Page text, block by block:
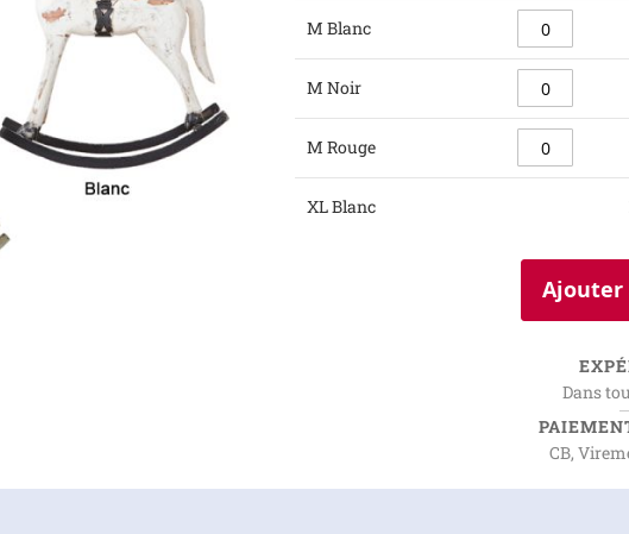
M Blanc
M Noir
M Rouge
XL Blanc
Ajouter
Dans
CB,